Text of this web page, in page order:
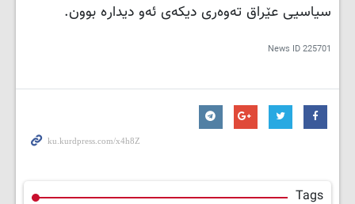
سیاسیی عێراق تەوەری دیكەی ئەو دیدارە بوون.
News ID225701
Tags